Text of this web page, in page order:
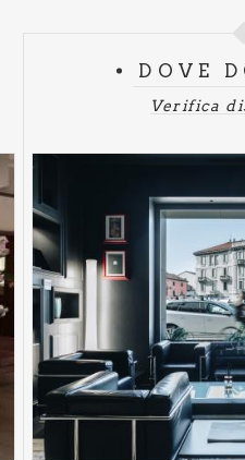
DOVE
Verifica